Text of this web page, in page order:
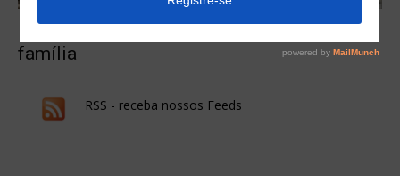
família
RSS - receba nossos Feeds